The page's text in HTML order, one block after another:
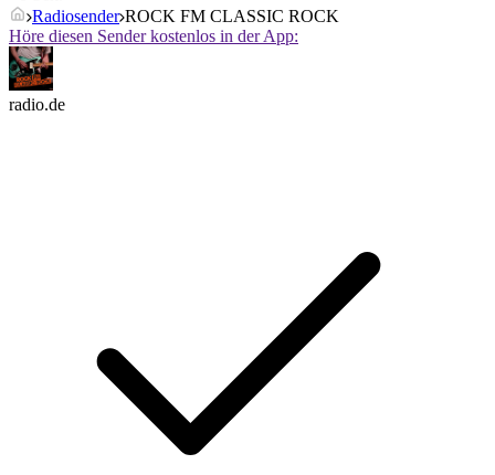
Radiosender ROCK FM CLASSIC ROCK
Höre diesen Sender kostenlos in der App:
radio.de